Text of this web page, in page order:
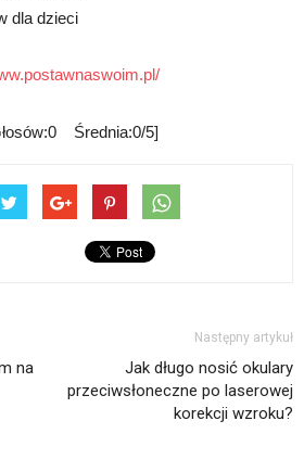
dla dzieci
Średnia:0/5]
na
Następny artykuł
Jak długo nosić okulary
przeciwsłoneczne po laserowej
korekcji wzroku?